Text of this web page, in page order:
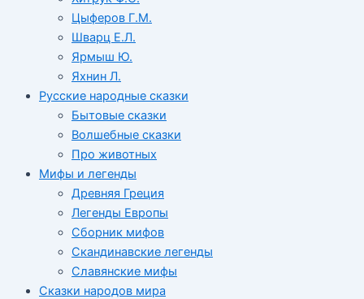
Цыферов Г.М.
Шварц Е.Л.
Ярмыш Ю.
Яхнин Л.
Русские народные сказки
Бытовые сказки
Волшебные сказки
Про животных
Мифы и легенды
Древняя Греция
Легенды Европы
Сборник мифов
Скандинавские легенды
Славянские мифы
Сказки народов мира